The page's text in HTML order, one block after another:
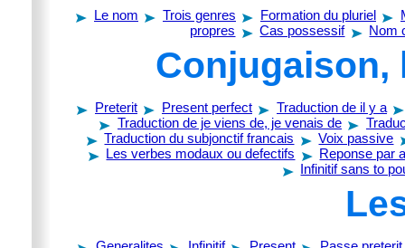
Le nom Trois genres Formation du pluriel
propres
Cas possessif Nom
Conjugaison,
Preterit Present perfect
Traduction de il y a
Traduction de je viens de, je venais de
Traduction du subjonctif francais
Voix passive
Les verbes modaux ou defectifs
Reponse par
Infinitif sans to